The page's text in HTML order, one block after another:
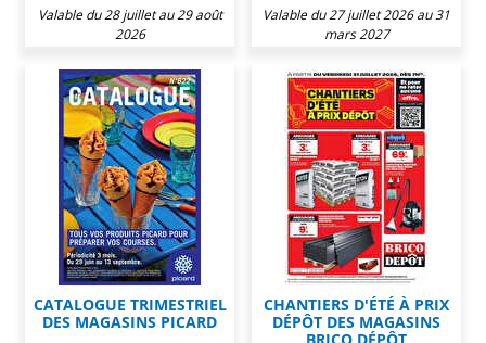
Valable du 28 juillet au 29 août
2026
Valable du 27 juillet 2026 au 31
mars 2027
CATALOGUE TRIMESTRIEL
DES MAGASINS PICARD
CHANTIERS D'ÉTÉ À PRIX
DÉPÔT DES MAGASINS